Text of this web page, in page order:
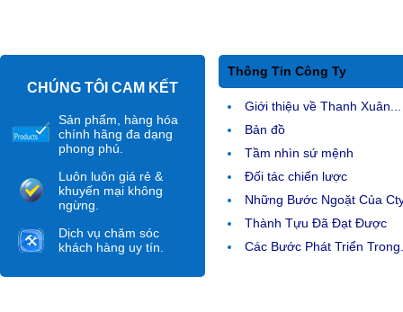
CHÚNG TÔI CAM KẾT
Sản phẩm, hàng hóa
chính hãng đa dạng
phong phú.
Luôn luôn giá rẻ &
khuyến mại không
ngừng.
Dịch vụ chăm sóc
khách hàng uy tín.
Thông Tin Công Ty
Giới thiệu về Thanh Xuân...
Bản đồ
Tầm nhìn sứ mệnh
Đối tác chiến lược
Những Bước Ngoặt Của
Thành Tựu Đã Đạt Được
Các Bước Phát Triển